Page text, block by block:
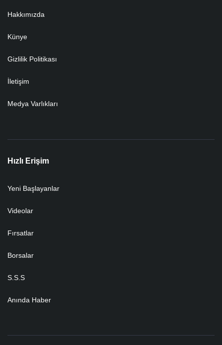
Hakkımızda
Künye
Gizlilik Politikası
İletişim
Medya Varlıkları
Hızlı Erişim
Yeni Başlayanlar
Videolar
Fırsatlar
Borsalar
S.S.S
Anında Haber